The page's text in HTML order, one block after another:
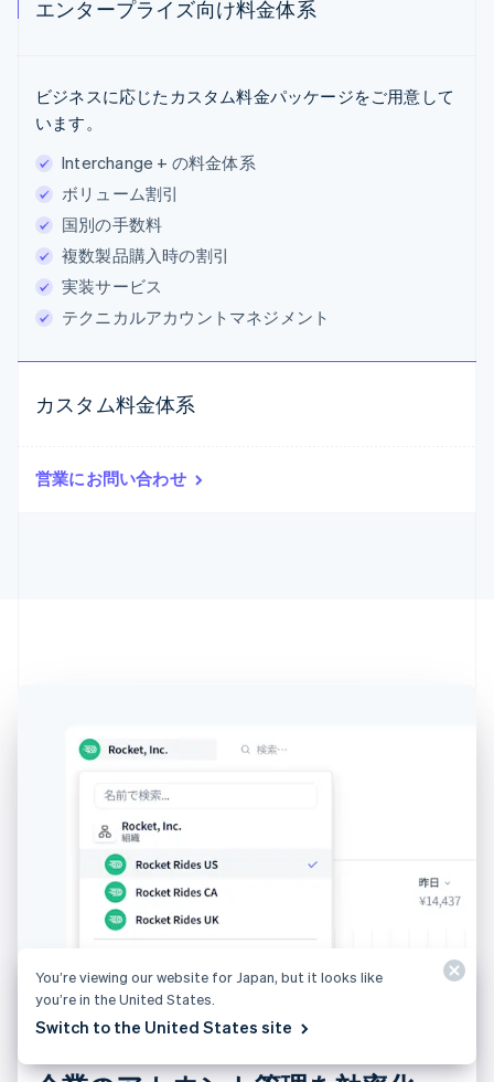
エンタープライズ向け料金体系
ビジネスに応じたカスタム料金パッケージをご用意して
います。
Interchange + の料金体系
ボリューム割引
国別の手数料
複数製品購入時の割引
実装サービス
テクニカルアカウントマネジメント
カスタム料金体系
営業にお問い合わせ
インド
English
English
オーストラリア
オーストリア
DeutschEnglish
オランダ
Nederlands
カナダ
EnglishFrançais
キプロス
English
English
You’re viewing our website for Japan, but it looks like
you’re in the United States.
Switch to the United States site